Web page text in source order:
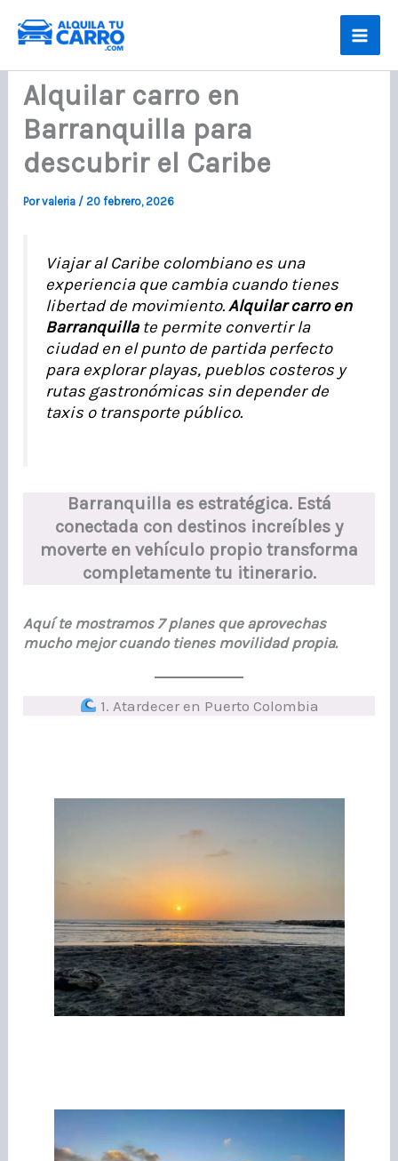
contenido
Alquilar carro en
Barranquilla para
descubrir el Caribe
Porvaleria /20 febrero, 2026
Viajar al Caribe colombiano es una
experiencia que cambia cuando tienes
libertad de movimiento.Alquilar carro en
Barranquillate permite convertir la
ciudad en el punto de partida perfecto
para explorar playas, pueblos costeros y
rutas gastronómicas sin depender de
taxis o transporte público.
Barranquilla es estratégica. Está
conectada con destinos increíbles y
moverte en vehículo propio transforma
completamente tu itinerario.
Aquí te mostramos 7 planes que aprovechas
mucho mejor cuando tienes movilidad propia.
1. Atardecer en Puerto Colombia